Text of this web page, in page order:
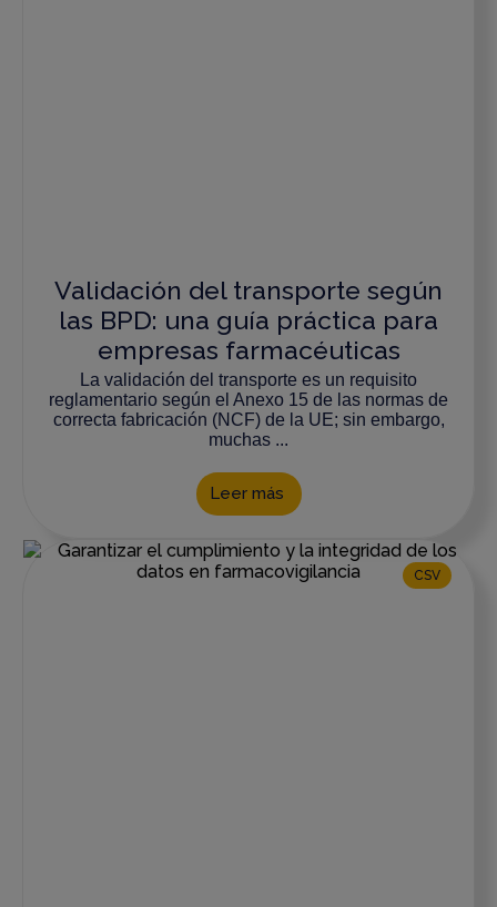
Validación del transporte según
las BPD: una guía práctica para
empresas farmacéuticas
La validación del transporte es un requisito
reglamentario según el Anexo 15 de las normas de
correcta fabricación (NCF) de la UE; sin embargo,
muchas ...
Leer más
CSV